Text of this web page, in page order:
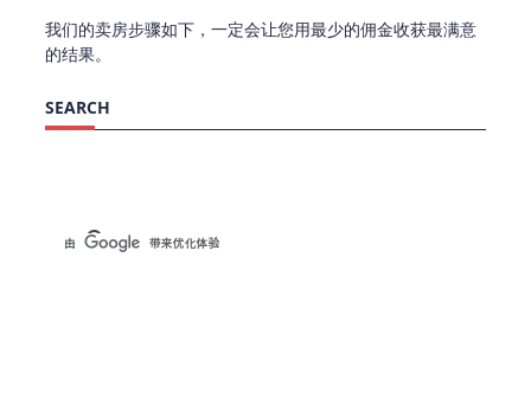
我们的卖房步骤如下，一定会让您用最少的佣金收获最满意
的结果。
SEARCH